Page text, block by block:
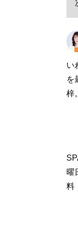
い
を
梓
曜
料